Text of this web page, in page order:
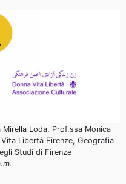
Loda, Prof.ssa Monica
Libertà Firenze, Geografia
Studi di Firenze